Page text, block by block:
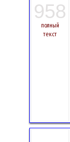
958
полный
текст